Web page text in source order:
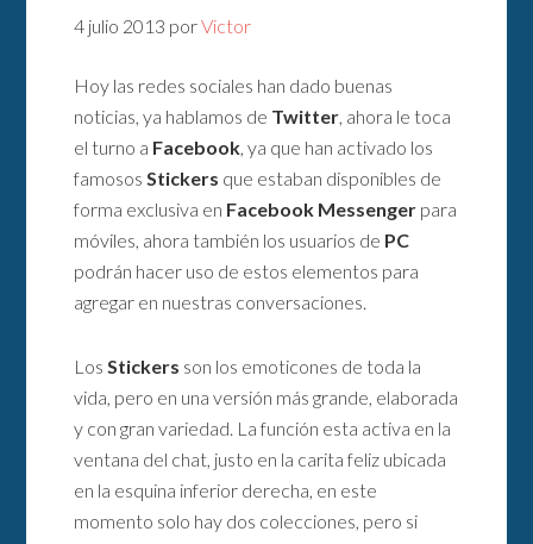
4 julio 2013 porVictor
Hoy las redes sociales han dado buenas
noticias, ya hablamos de Twitter , ahora le toca
el turno a Facebook , ya que han activado los
famosos Stickers que estaban disponibles de
forma exclusiva en Facebook Messenger para
móviles, ahora también los usuarios de PC
podrán hacer uso de estos elementos para
agregar en nuestras conversaciones.
Los Stickers son los emoticones de toda la
vida, pero en una versión más grande, elaborada
y con gran variedad. La función esta activa en la
ventana del chat, justo en la carita feliz ubicada
en la esquina inferior derecha, en este
momento solo hay dos colecciones, pero si